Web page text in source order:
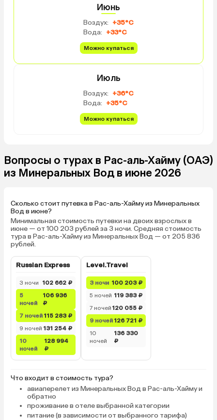
мы вытаскивали вещи,
ветерком довезли до
виллы и номера)
парень спросил, всё
двоих, а нас трое, и
на ресепшен, и к нам
пришел горничная, но
мужчины, разложил и
диван, все красиво
тапочки и т. п. Уборка
полотенца и
часто! Питание
вкус, и есть их блюда
пицца и картошка
столик) А еще когда
сопровождает вас на
который будет
требованиям) Мы,
Июнь
Воздух: +35°C
Вода: +33°C
Можно купаться
Июль
Воздух: +36°C
Вода: +35°C
Можно купаться
Вопросы о турах в Рас-аль-Хайму (ОАЭ)
из Минеральных Вод в июне 2026
Сколько стоит путевка в Рас-аль-Хайму из Минеральных
Вод в июне?
Минимальная стоимость путевки на двоих взрослых в
июне — от 100 203 рублей за 3 ночи. Средняя стоимость
тура в Рас-аль-Хайму из Минеральных Вод — от 205 836
рублей.
Russian Express
3 ночи
102 662 ₽
5
ночей
106 936
₽
7 ночей 115 283 ₽
9 ночей 131 254 ₽
10
ночей
128 994
₽
Level.Travel
3 ночи 100 203 ₽
5 ночей 119 383 ₽
7 ночей 120 055 ₽
9 ночей 126 721 ₽
10
ночей
136 330
₽
Что входит в стоимость тура?
авиаперелет из Минеральных Вод в Рас-аль-Хайму и
обратно
проживание в отеле выбранной категории
питание (в зависимости от выбранного тарифа)